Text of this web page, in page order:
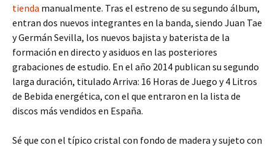
tienda manualmente. Tras el estreno de su segundo álbum,
entran dos nuevos integrantes en la banda, siendo Juan Tae
y Germán Sevilla, los nuevos bajista y baterista de la
formación en directo y asiduos en las posteriores
grabaciones de estudio. En el año 2014 publican su segundo
larga duración, titulado Arriva: 16 Horas de Juego y 4 Litros
de Bebida energética, con el que entraron en la lista de
discos más vendidos en España.
Sé que con el típico cristal con fondo de madera y sujeto con